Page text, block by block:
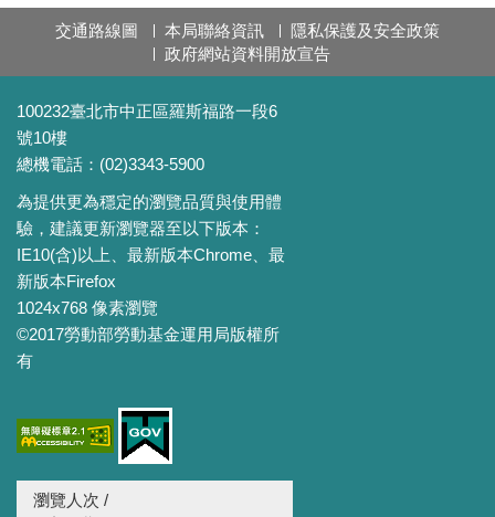
交通路線圖 本局聯絡資訊
隱私保護及安全政策
政府網站資料開放宣告
100232臺北市中正區羅斯福路一段6
號10樓
總機電話：(02)3343-5900
為提供更為穩定的瀏覽品質與使用體
驗，建議更新瀏覽器至以下版本：
IE10(含)以上、最新版本Chrome、最
新版本Firefox
1024x768 像素瀏覽
©2017勞動部勞動基金運用局版權所
有
瀏覽人次 /